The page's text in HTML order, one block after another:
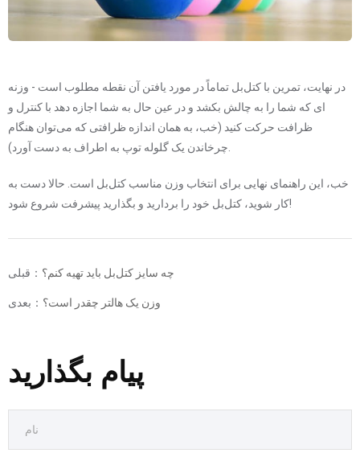
در نهایت، تمرین با کتل‌بل تماماً در مورد یافتن آن نقطه مطلوب است - وزنه
ای که شما را به چالش بکشد و در عین حال به شما اجازه دهد با کنترل و
ظرافت حرکت کنید (خب، به همان اندازه ظرافتی که می‌توان هنگام
چرخاندن یک گلوله توپ به اطراف به دست آورد).
خب، این راهنمای نهایی برای انتخاب وزن مناسب کتل‌بل است. حالا دست به
کار شوید، کتل‌بل خود را بردارید و بگذارید پیشرفت شروع شود!
قبلی： چه سایز کتل‌بل باید تهیه کنم؟
بعدی： وزن یک هالتر چقدر است؟
پیام بگذارید